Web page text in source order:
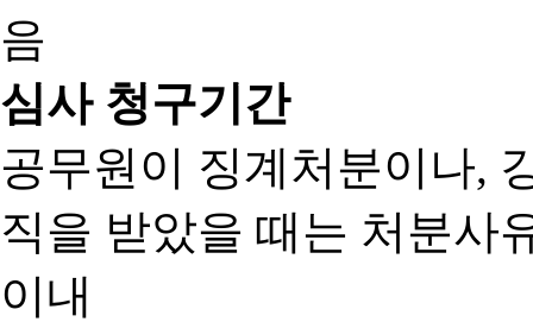
음
심사 청구기간
공무원이 징계처분이나,
직을 받았을 때는 처분사
이내